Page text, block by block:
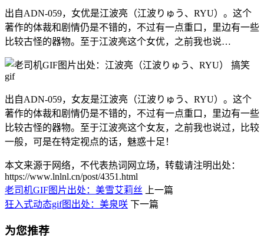
出自ADN-059，女优是江波亮（江波りゅう、RYU）。这个
著作的体裁和剧情仍是不错的，不过有一点重口，里边有一些
比较古怪的器物。至于江波亮这个女优，之前我也说…
出自ADN-059，女友是江波亮（江波りゅう、RYU）。这个
著作的体裁和剧情仍是不错的，不过有一点重口，里边有一些
比较古怪的器物。至于江波亮这个女友，之前我也说过，比较
一般，可是在特定视点的话，魅惑十足！
本文来源于网络，不代表热词网立场，转载请注明出处：
https://www.lnlnl.cn/post/4351.html
老司机GIF图片出处：美雪艾莉丝
上一篇
狂入式动态gif图出处：美泉咲 下一篇
为您推荐